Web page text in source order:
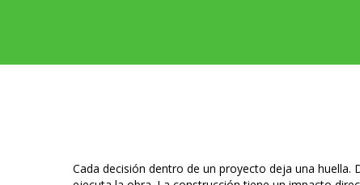
Cada decisión dentro de un proyecto deja una huella.